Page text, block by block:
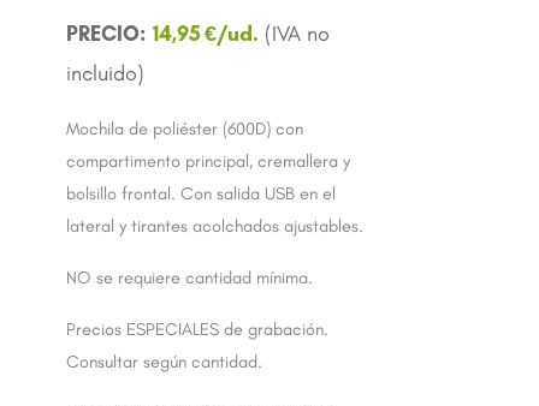
14,95€
Mochila de poliéster (600D) con
compartimento principal, cremallera y
bolsillo frontal. Con salida USB en el
lateral y tirantes acolchados ajustables.
NO se requiere cantidad mínima.
Precios ESPECIALES de grabación.
Consultar según cantidad.